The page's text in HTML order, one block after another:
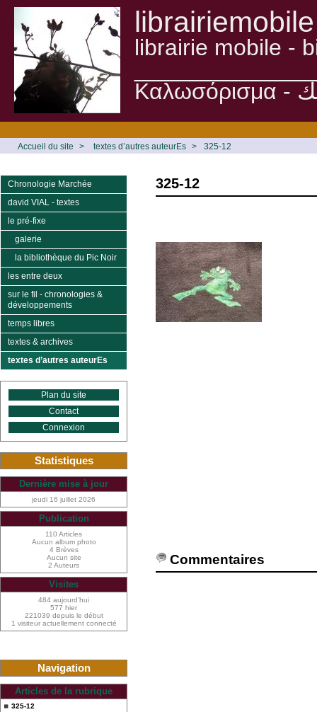
librairiemobile
librairie mobile -
Accueil du site > textes d’autres auteurEs > 325-12
325-12
Commentaires
Chronologie Marchée
david VIAL - textes
le pré-fixe
galerie
la bibliothèque du Pic Noir
les entre deux
sur le fil - chronologies &
développements
temps libres
textes & archives
textes d’autres auteurEs
Plan du site
Contact
Connexion
Statistiques
Dernière mise à jour
jeudi 16 juillet 2026
Publication
110 Articles
Aucun album photo
4 Brèves
Aucun site
2 Auteurs
Visites
484 aujourd’hui
577 hier
221039 depuis le début
1 visiteur actuellement connecté
Navigation
Articles de la rubrique
325-12